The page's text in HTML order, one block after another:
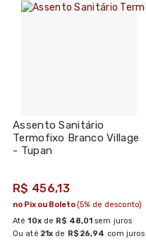
Assento Sanitário
Termofixo Branco Village
- Tupan
R$ 456,13
Até10xde R$ 48,01 sem juros
Ou até 21x de R$ 26,94 com juros
no Pix ou Boleto(5% de desconto)